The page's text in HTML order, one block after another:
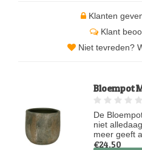
Klanten
Klant
Niet tevreden?
Bloempot
De
niet
meer geeft
€24,50